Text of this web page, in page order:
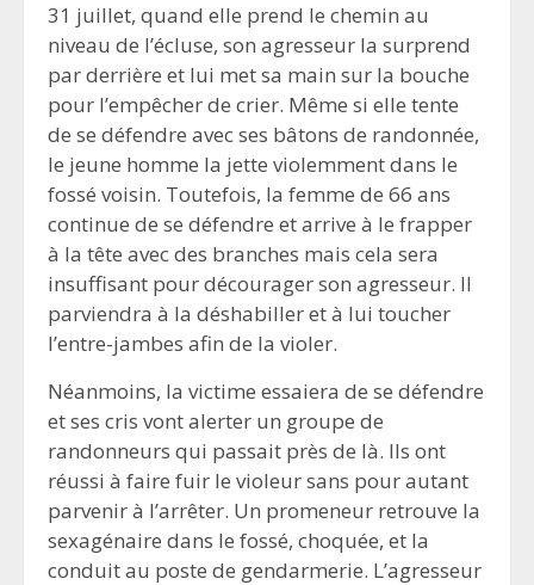
31 juillet, quand elle prend le chemin au
niveau de l’écluse, son agresseur la surprend
par derrière et lui met sa main sur la bouche
pour l’empêcher de crier. Même si elle tente
de se défendre avec ses bâtons de randonnée,
le jeune homme la jette violemment dans le
fossé voisin. Toutefois, la femme de 66 ans
continue de se défendre et arrive à le frapper
à la tête avec des branches mais cela sera
insuffisant pour décourager son agresseur. Il
parviendra à la déshabiller et à lui toucher
l’entre-jambes afin de la violer.
Néanmoins, la victime essaiera de se défendre
et ses cris vont alerter un groupe de
randonneurs qui passait près de là. Ils ont
réussi à faire fuir le violeur sans pour autant
parvenir à l’arrêter. Un promeneur retrouve la
sexagénaire dans le fossé, choquée, et la
conduit au poste de gendarmerie. L’agresseur